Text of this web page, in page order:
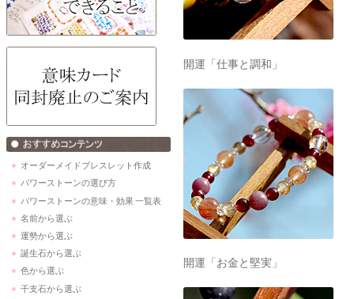
オーダーメイドブレスレット作成
パワーストーンの選び方
パワーストーンの意味・効果 一覧表
名前から選ぶ
運勢から選ぶ
誕生石から選ぶ
色から選ぶ
干支石から選ぶ
開運「仕事と調和」
開運「お金と堅実」